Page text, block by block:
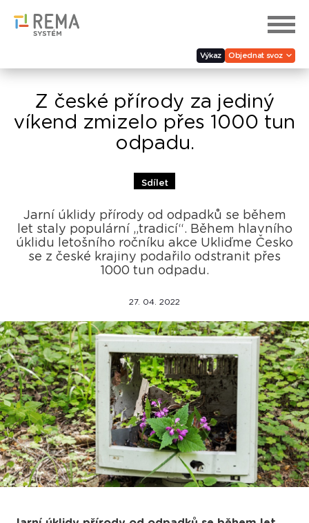
Výkaz Objednat svoz
Z české přírody za jediný
víkend zmizelo přes 1000 tun
odpadu.
Sdílet
Jarní úklidy přírody od odpadků se během
let staly populární „tradicí“. Během hlavního
úklidu letošního ročníku akce Ukliďme Česko
se z české krajiny podařilo odstranit přes
1000 tun odpadu.
27. 04. 2022